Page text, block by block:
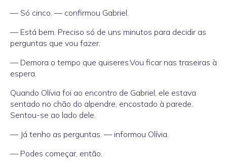
— Só cinco. — confirmou Gabriel.
— Está bem. Preciso só de uns minutos para decidir as
perguntas que vou fazer.
— Demora o tempo que quiseres.Vou ficar nas traseiras à
espera.
Quando Olívia foi ao encontro de Gabriel, ele estava
sentado no chão do alpendre, encostado à parede.
Sentou-se ao lado dele.
— Já tenho as perguntas. — informou Olívia.
— Podes começar, então.